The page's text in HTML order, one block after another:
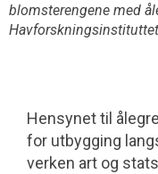
blomsterengene med
Havforskningsinstituttet
Hensynet til
for utbygging
verken art og